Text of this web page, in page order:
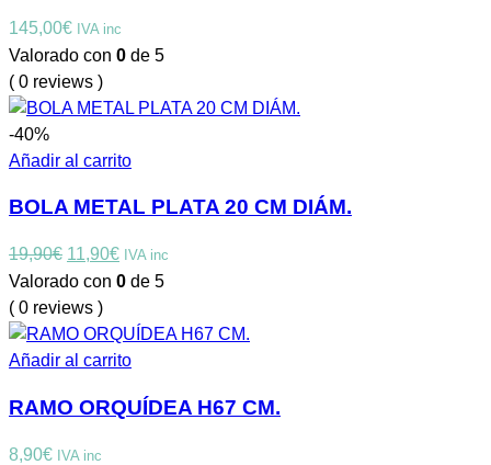
145,00€ IVA inc
Valorado con 0 de 5
( 0 reviews )
-40%
Añadir al carrito
BOLA METAL PLATA 20 CM DIÁM.
19,90€ El
precio
original
era:
19,90€.
11,90€El
precio
es:
11,90€.
IVA inc
Valorado con 0 de 5
( 0 reviews )
Añadir al carrito
RAMO ORQUÍDEA H67 CM.
8,90€ IVA inc